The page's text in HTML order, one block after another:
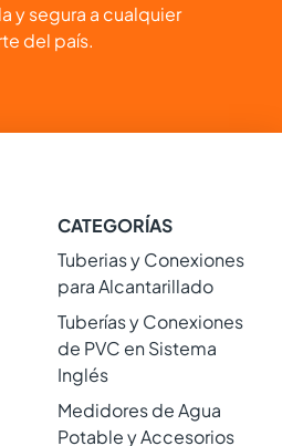
y segura a cualquier
del país.
CATEGORÍAS
Tuberias y Conexiones
para Alcantarillado
Tuberías y Conexiones
de PVC en Sistema
Inglés
Medidores de Agua
Potable y Accesorios